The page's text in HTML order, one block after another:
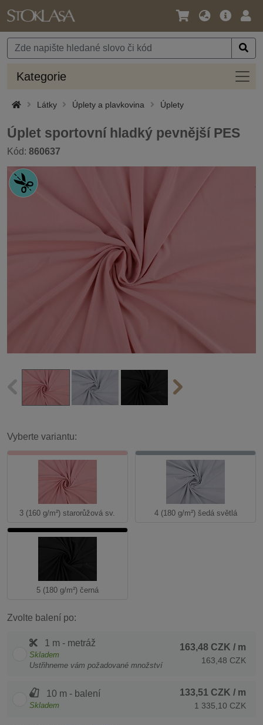
Jazyk
Měna
Hlavní
Kategorie
Látky Úplety a plavkovina Úplety
Úplet sportovní hladký pevnější PES
Kód: 860637
Vyberte variantu:
3 (160 g/m²) starorůžová sv. 4 (180 g/m²) šedá světlá
5 (180 g/m²) černá
Zvolte balení po:
1 m - metráž
Skladem
Ustřihneme vám požadované množství
163,48 CZK / m
163,48 CZK
10 m - balení
Skladem
133,51 CZK / m
1 335,10 CZK